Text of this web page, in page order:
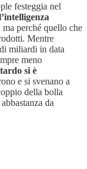
festeggia nel
perché quello che
Mentre
miliardi in data
meno
si è
e si svenano a
della bolla
da